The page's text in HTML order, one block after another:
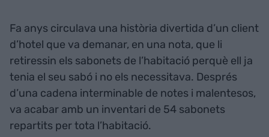
Fa anys circulava una història divertida d’un client
d’hotel que va demanar, en una nota, que li
retiressin els sabonets de l’habitació perquè ell ja
tenia el seu sabó i no els necessitava. Després
d’una cadena interminable de notes i malentesos,
va acabar amb un inventari de 54 sabonets
repartits per tota l’habitació.